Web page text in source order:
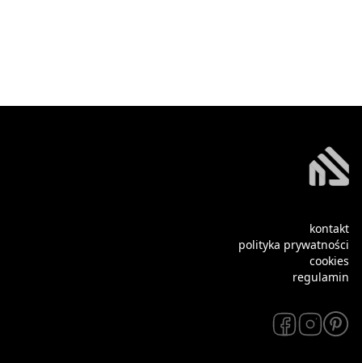
kontakt
polityka prywatności
cookies
regulamin